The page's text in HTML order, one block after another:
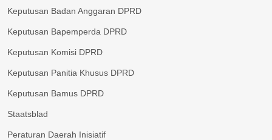
Keputusan Badan Anggaran DPRD
Keputusan Bapemperda DPRD
Keputusan Komisi DPRD
Keputusan Panitia Khusus DPRD
Keputusan Bamus DPRD
Staatsblad
Peraturan Daerah Inisiatif